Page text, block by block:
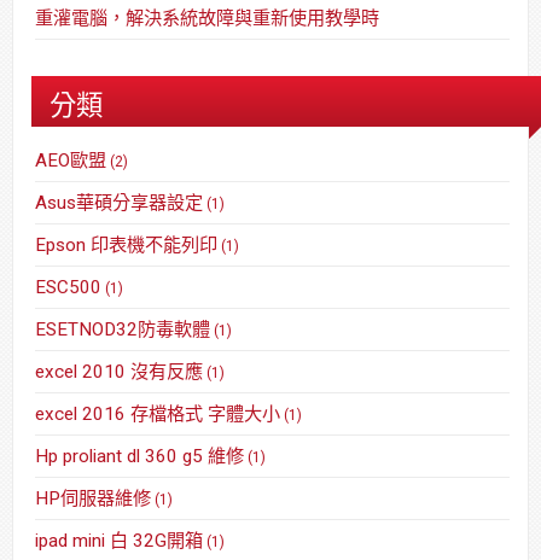
重灌電腦，解決系統故障與重新使用教學時
分類
AEO歐盟 (2)
Asus華碩分享器設定 (1)
Epson 印表機不能列印 (1)
ESC500 (1)
ESETNOD32防毒軟體 (1)
excel 2010 沒有反應 (1)
excel 2016 存檔格式 字體大小 (1)
Hp proliant dl 360 g5 維修 (1)
HP伺服器維修 (1)
ipad mini 白 32G開箱 (1)